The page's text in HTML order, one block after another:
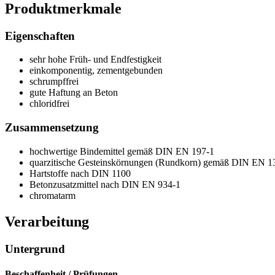
Produktmerkmale
Eigenschaften
sehr hohe Früh- und Endfestigkeit
einkomponentig, zementgebunden
schrumpffrei
gute Haftung an Beton
chloridfrei
Zusammensetzung
hochwertige Bindemittel gemäß DIN EN 197-1
quarzitische Gesteinskörnungen (Rundkorn) gemäß DIN EN
Hartstoffe nach DIN 1100
Betonzusatzmittel nach DIN EN 934-1
chromatarm
Verarbeitung
Untergrund